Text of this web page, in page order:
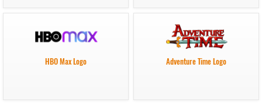
HBO Max Logo Adventure Time Logo